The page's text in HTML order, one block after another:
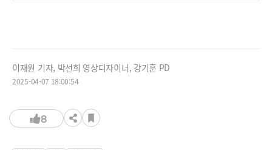
이재원 기자, 박선희 영상디자이너, 강기훈 PD
2025-04-07 18:00:54
8